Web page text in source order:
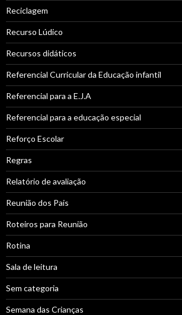
Reciclagem
Recurso Lúdico
Recursos didáticos
Referencial Curricular da Educação infantil
Referencial para a E.J.A
Referencial para a educação especial
Reforço Escolar
Regras
Relatório de avaliação
Reunião dos Pais
Roteiros para Reunião
Rotina
Sala de leitura
Sem categoria
Semana das Crianças